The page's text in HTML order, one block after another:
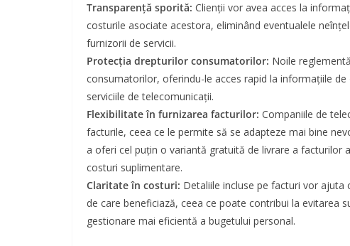
Transparență sporită: Clienții vor avea acces la
costurile asociate acestora, eliminând eventualele
furnizorii de servicii.
Protecția drepturilor consumatorilor: Noile
consumatorilor, oferindu-le acces rapid la informațiile
serviciile de telecomunicații.
Flexibilitate în furnizarea facturilor: Companiile de
facturile, ceea ce le permite să se adapteze mai bine
a oferi cel puțin o variantă gratuită de livrare a facturilor
costuri suplimentare.
Claritate în costuri: Detaliile incluse pe facturi vor ajuta
de care beneficiază, ceea ce poate contribui la evitarea
gestionare mai eficientă a bugetului personal.